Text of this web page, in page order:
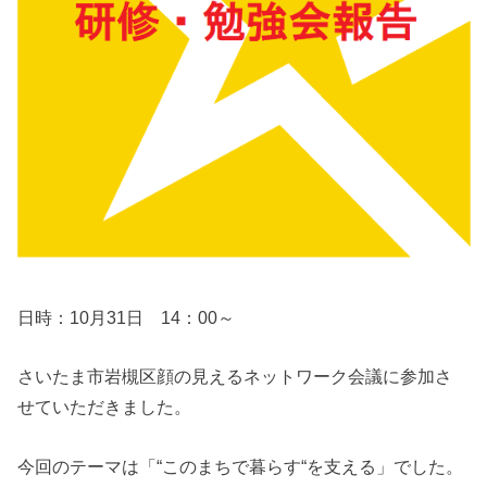
日時：10月31日 14：00～
さいたま市岩槻区顔の見えるネットワーク会議に参加さ
せていただきました。
今回のテーマは「“このまちで暮らす“を支える」でした。